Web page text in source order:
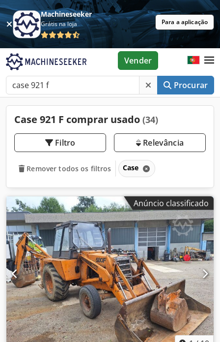
Machineseeker
Grátis na loja Para a aplicação
Procurar
Vender
Case 921 F comprar usado (34)
Filtro Relevância
Remover todos os filtros Case
Anúncio classificado